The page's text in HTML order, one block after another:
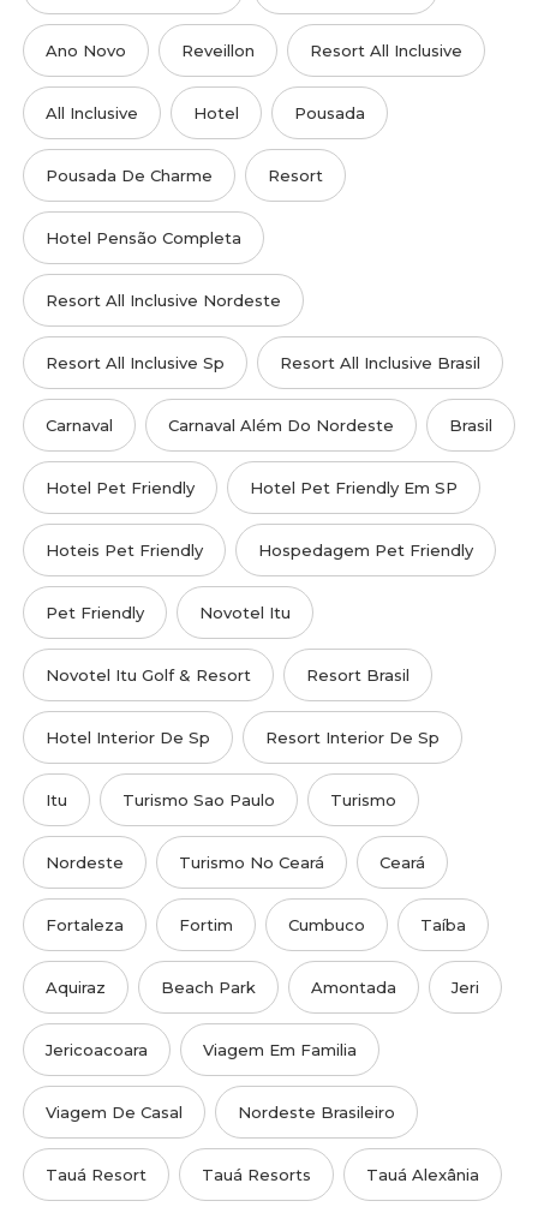
Ano Novo Reveillon Resort All Inclusive
All Inclusive Hotel Pousada
Pousada De Charme Resort
Hotel Pensão Completa
Resort All Inclusive Nordeste
Resort All Inclusive Sp Resort All Inclusive Brasil
Carnaval Carnaval Além Do Nordeste Brasil
Hotel Pet Friendly Hotel Pet Friendly Em SP
Hoteis Pet Friendly Hospedagem Pet Friendly
Pet Friendly Novotel Itu
Novotel Itu Golf & Resort Resort Brasil
Hotel Interior De Sp Resort Interior De Sp
Itu Turismo Sao Paulo Turismo
Nordeste Turismo No Ceará Ceará
Fortaleza Fortim Cumbuco Taíba
Aquiraz Beach Park Amontada Jeri
Jericoacoara Viagem Em Familia
Viagem De Casal Nordeste Brasileiro
Tauá Resort Tauá Resorts Tauá Alexânia